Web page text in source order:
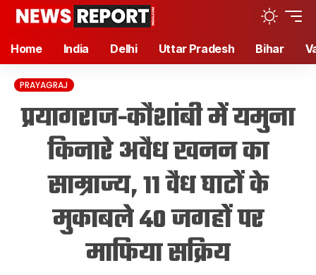
Home India Delhi Uttar Pradesh Bihar
PRAYAGRAJ
प्रयागराज-कौशांबी में यमुना
किनारे अवैध खनन का
साम्राज्य, 11 वैध घाटों के
मुकाबले 40 जगहों पर
माफिया सक्रिय